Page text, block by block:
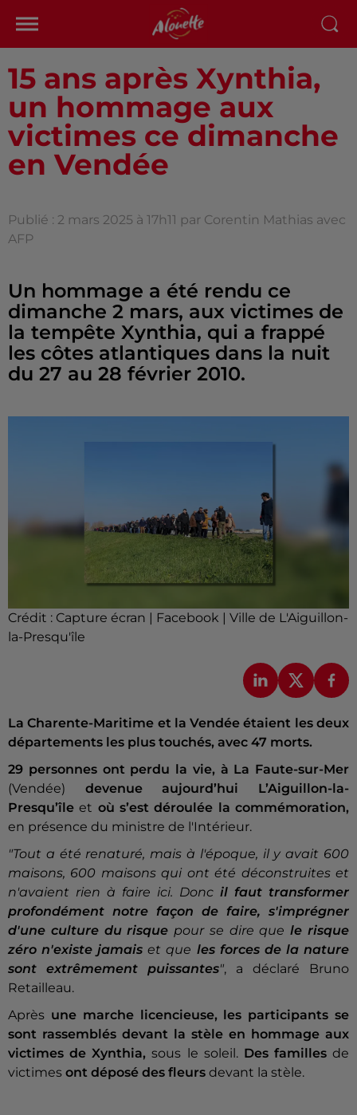
15 ans après Xynthia,
un hommage aux
victimes ce dimanche
en Vendée
Publié : 2 mars 2025 à 17h11 par Corentin Mathias avec
AFP
Un hommage a été rendu ce
dimanche 2 mars, aux victimes de
la tempête Xynthia, qui a frappé
les côtes atlantiques dans la nuit
du 27 au 28 février 2010.
Crédit : Capture écran | Facebook | Ville de L'Aiguillon-
la-Presqu'île
La Charente-Maritime et la Vendée étaient les deux
départements les plus touchés, avec 47 morts.
29 personnes ont perdu la vie, à La Faute-sur-Mer
(Vendée) devenue aujourd’hui L’Aiguillon-la-
Presqu’îleet où s’est déroulée la commémoration,
en présence du ministre de l'Intérieur.
"Tout a été renaturé, mais à l'époque, il y avait 600
maisons, 600 maisons qui ont été déconstruites et
n'avaient rien à faire ici. Donc il faut transformer
profondément notre façon de faire, s'imprégner
d'une culture du risque pour se dire quele risque
zéro n'existe jamaiset que les forces de la nature
sont extrêmement puissantes", a déclaré Bruno
Retailleau.
Après une marche licencieuse,
les participants se
sont rassemblés devant la stèle en hommage aux
victimes de Xynthia, sous le soleil. Des famillesde
victimes ont déposé des fleurs devant la stèle.